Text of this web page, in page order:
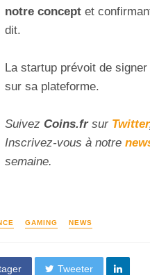
notre concept et
dit.
La startup prévoit de
sur sa plateforme.
Suivez Coins.fr sur Twitter
Inscrivez-vous à notre
semaine.
GAMING NEWS
Tweeter